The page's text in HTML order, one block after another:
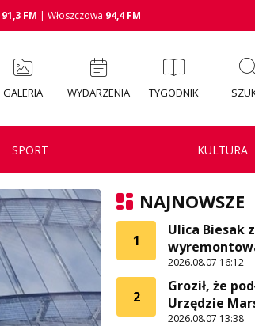
91,3 FM | Włoszczowa 94,4 FM
GALERIA WYDARZENIA TYGODNIK
SPORT KULTURA
NAJNOWSZE
1
Ulica Biesak
2026.08.07 16:12
2
Groził, że
Urzędzie
2026.08.07 13:38